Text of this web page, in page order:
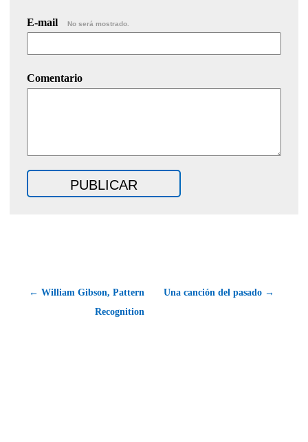
E-mail No será mostrado.
Comentario
← William Gibson, Pattern
Recognition
Una canción del pasado →